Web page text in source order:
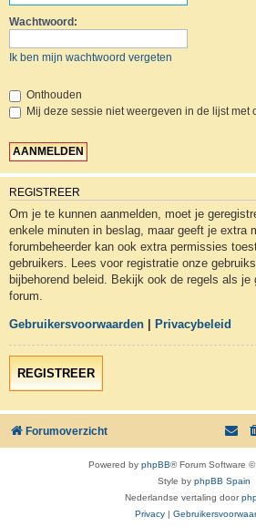
Wachtwoord:
Ik ben mijn wachtwoord vergeten
Onthouden
Mij deze sessie niet weergeven in de lijst met
REGISTREER
Om je te kunnen aanmelden, moet je
enkele minuten in beslag, maar geeft je extra
forumbeheerder kan ook extra permissies
gebruikers. Lees voor registratie onze
bijbehorend beleid. Bekijk ook de regels als
forum.
Gebruikersvoorwaarden Privacybeleid
REGISTREER
Forumoverzicht
Powered by phpBB® Forum Software
Style by phpBB Spain
Nederlandse vertaling door
Privacy